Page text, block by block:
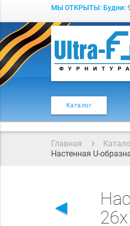
МЫ ОТКРЫТЫ: Будни:
Каталог
Главная
Настенная U-
◄